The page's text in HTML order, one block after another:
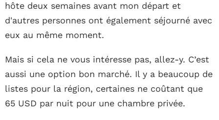
hôte deux semaines avant mon départ et
d'autres personnes ont également séjourné avec
eux au même moment.
Mais si cela ne vous intéresse pas, allez-y. C’est
aussi une option bon marché. Il y a beaucoup de
listes pour la région, certaines ne coûtant que
65 USD par nuit pour une chambre privée.